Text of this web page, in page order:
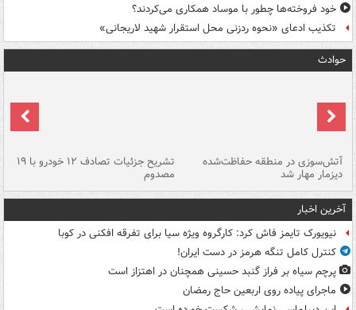
خود فروخته‌ها چطور با موساد همکاری می‌کردند؟
تکذیب ادعای «نحوه ردزنی محل استقرار شهید لاریجانی»
حوادث
آتش‌سوزی در منطقه حفاظت‌شده
دیزمار مهار شد
تشریح جزئیات تصادف ۱۲ خودرو با ۱۹
مصدوم
آخرین اخبار
نیویورک تایمز فاش کرد: کارگروه ویژه سیا برای تفرقه افکنی در کوبا
کنترل کامل تنگه هرمز در دست ایران!
پرچم سیاه بر فراز گنبد حسینی همچنان در اهتزاز است
ماجرای پیاده روی اربعین حاج رمضان